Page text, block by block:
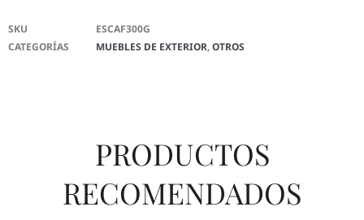
SKU
ESCAF300G
CATEGORÍAS
MUEBLES DE EXTERIOR,OTROS
PRODUCTOS
RECOMENDADOS